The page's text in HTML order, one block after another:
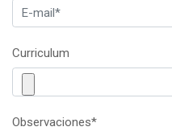
Curriculum
Observaciones*